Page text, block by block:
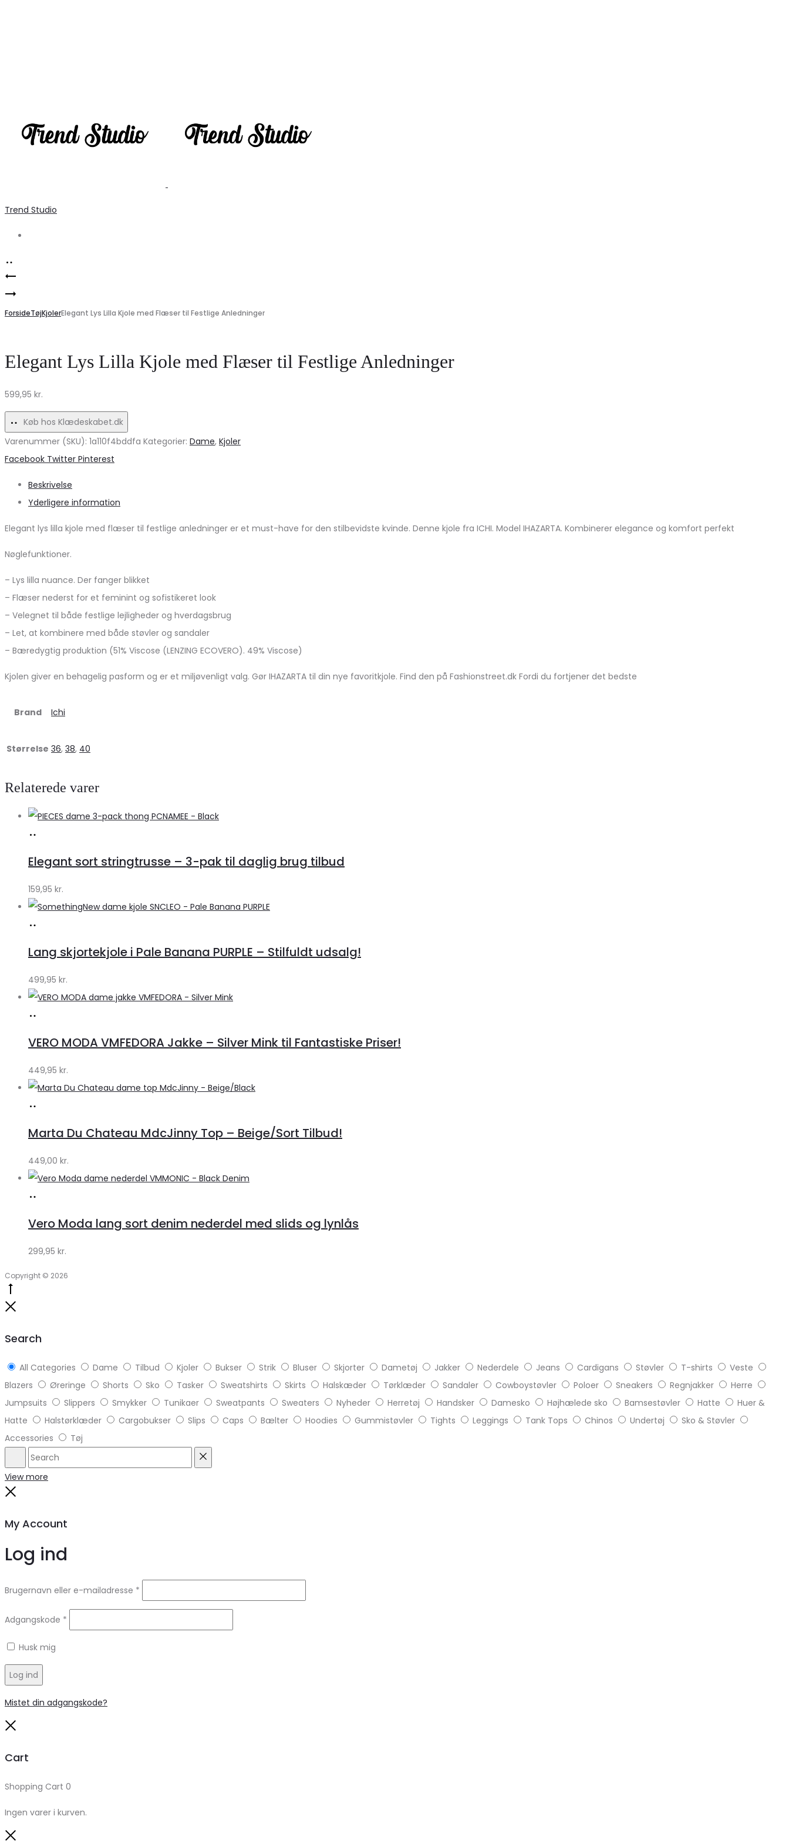
Trend Studio
Product
navigation
AWPARIS
Birch
Tilbud!
Elegant
ONLY
–
fest
og
hverdag
ForsideTøjKjolerElegant Lys Lilla Kjole med Flæser til Festlige Anledninger
Elegant Lys Lilla Kjole med Flæser til Festlige Anledninger
599,95 kr.
Køb hos Klædeskabet.dk
Varenummer (SKU): 1a110f4bddfa Kategorier: Dame, Kjoler
Share
Facebook Twitter Pinterest
Beskrivelse
Yderligere information
Elegant lys lilla kjole med flæser til festlige anledninger er et must-have for den stilbevidste kvinde. Denne kjole fra ICHI. Model IHAZARTA. Kombinerer elegance og komfort perfekt
Nøglefunktioner.
– Lys lilla nuance. Der fanger blikket
– Flæser nederst for et feminint og sofistikeret look
– Velegnet til både festlige lejligheder og hverdagsbrug
– Let, at kombinere med både støvler og sandaler
– Bæredygtig produktion (51% Viscose (LENZING ECOVERO). 49% Viscose)
Kjolen giver en behagelig pasform og er et miljøvenligt valg. Gør IHAZARTA til din nye favoritkjole. Find den på Fashionstreet.dk Fordi du fortjener det bedste
Brand Ichi
Størrelse 36, 38, 40
Relaterede varer
Klædeskabet.dk
Elegant sort stringtrusse – 3-pak til daglig brug tilbud
159,95 kr.
Klædeskabet.dk
Lang skjortekjole i Pale Banana PURPLE – Stilfuldt udsalg!
499,95 kr.
Klædeskabet.dk
VERO MODA VMFEDORA Jakke – Silver Mink til Fantastiske Priser!
449,95 kr.
Klædeskabet.dk
Marta Du Chateau MdcJinny Top – Beige/Sort Tilbud!
449,00 kr.
Klædeskabet.dk
Vero Moda lang sort denim nederdel med slids og lynlås
299,95 kr.
Copyright © 2026
Search
All Categories Dame Tilbud Kjoler Bukser Strik Bluser Skjorter Dametøj Jakker Nederdele Jeans Cardigans Støvler T-shirts
Veste
Blazers
Øreringe Shorts Sko Tasker Sweatshirts Skirts Halskæder Tørklæder Sandaler Cowboystøvler Poloer Sneakers Regnjakker
Herre
Jumpsuits
Slippers Smykker Tunikaer Sweatpants Sweaters Nyheder Herretøj Handsker Damesko Højhælede sko Bamsestøvler Hatte
Huer &
Hatte
Halstørklæder Cargobukser Slips Caps Bælter Hoodies Gummistøvler Tights Leggings Tank Tops Chinos Undertøj
Sko & Støvler
Accessories
Tøj
Search
View more
My Account
Log ind
Brugernavn eller e-mailadresse *
Adgangskode *
Husk mig
Log ind
Mistet din adgangskode?
Cart
Shopping Cart 0
Ingen varer i kurven.